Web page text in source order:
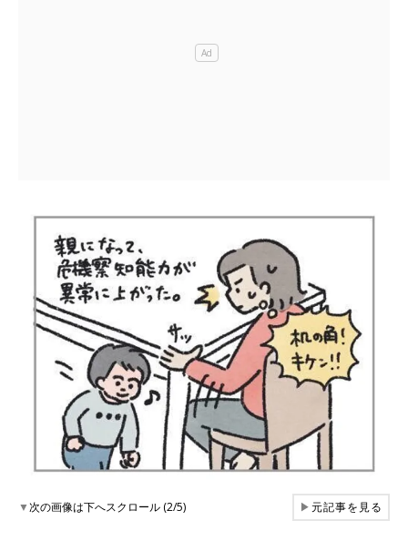
▼次の画像は下へスクロール (2/5) ▶元記事を見る